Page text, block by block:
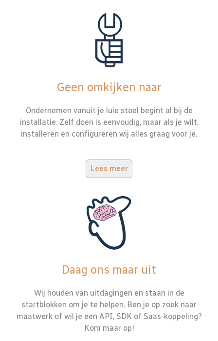
Geen omkijken naar
Ondernemen vanuit je luie stoel begint al bij de
installatie. Zelf doen is eenvoudig, maar als je wilt,
installeren en configureren wij alles graag voor je.
Lees meer
Daag ons maar uit
Wij houden van uitdagingen en staan in de
startblokken om je te helpen. Ben je op zoek naar
maatwerk of wil je een API, SDK of Saas-koppeling?
Kom maar op!